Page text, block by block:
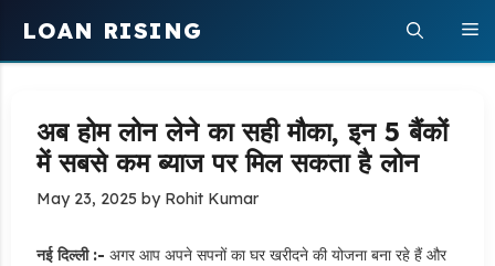
content
LOAN RISING
अब होम लोन लेने का सही मौका, इन 5 बैंकों
में सबसे कम ब्याज पर मिल सकता है लोन
May 23, 2025 by Rohit Kumar
नई दिल्ली :- अगर आप अपने सपनों का घर खरीदने की योजना बना रहे हैं और